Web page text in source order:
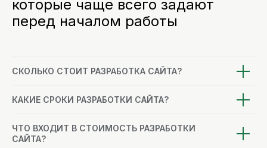
которые чаще всего задают
перед началом работы
СКОЛЬКО СТОИТ РАЗРАБОТКА САЙТА?
КАКИЕ СРОКИ РАЗРАБОТКИ САЙТА?
ЧТО ВХОДИТ В СТОИМОСТЬ РАЗРАБОТКИ
САЙТА?